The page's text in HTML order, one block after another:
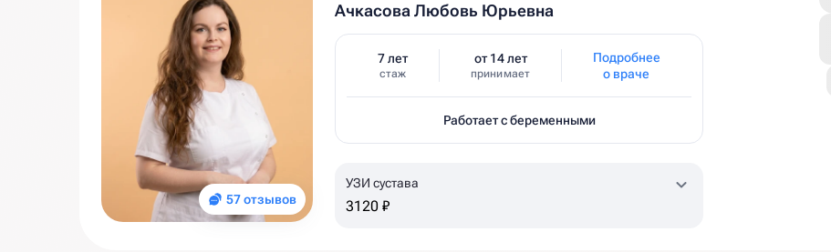
57 отзывов
Ачкасова Любовь Юрьевна
7 лет
стаж
от 14 лет
принимает
Подробнее
о враче
Работает с беременными
УЗИ сустава
3120 ₽